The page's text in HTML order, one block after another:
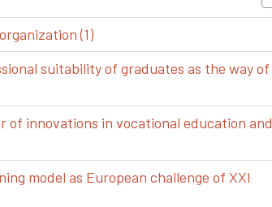
(1)
suitability of graduates as the way of
of innovations in vocational education and
model as European challenge of XXI